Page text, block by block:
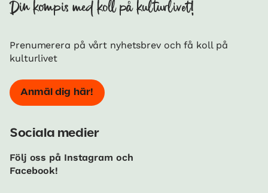
Din kompis med koll på kulturlivet!
Prenumerera på vårt nyhetsbrev och få koll på
kulturlivet
Anmäl dig här!
Sociala medier
Följ oss på Instagram och
Facebook!